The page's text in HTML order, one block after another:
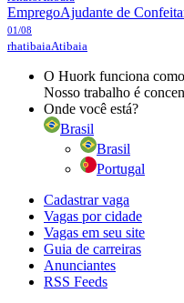
EmpregoAjudante de
01/08
rhatibaiaAtibaia
O Huork funciona como
Nosso trabalho é
Onde você está?
Brasil
Brasil
Portugal
Cadastrar vaga
Vagas por cidade
Vagas em seu site
Guia de carreiras
Anunciantes
RSS Feeds